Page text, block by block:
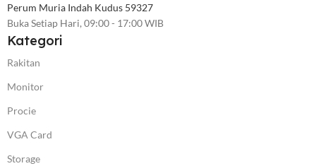
Perum Muria Indah Kudus 59327
Buka Setiap Hari, 09:00 - 17:00 WIB
Kategori
Rakitan
Monitor
Procie
VGA Card
Storage